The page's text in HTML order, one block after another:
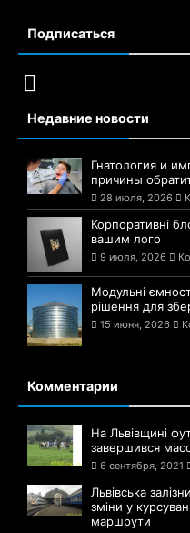
Подписаться
Недавние новости
Гнатология и
причины
28 июля, 2026
Корпоративні
вашим лого
9 июля, 2026
Модульні
рішення для
15 июня, 2026
Комментарии
На Львівщині
завершився
6 сентября, 2021
Львівська
зміни у
маршрути